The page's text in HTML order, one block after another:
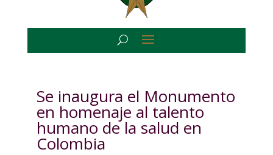
Se inaugura el Monumento
en homenaje al talento
humano de la salud en
Colombia